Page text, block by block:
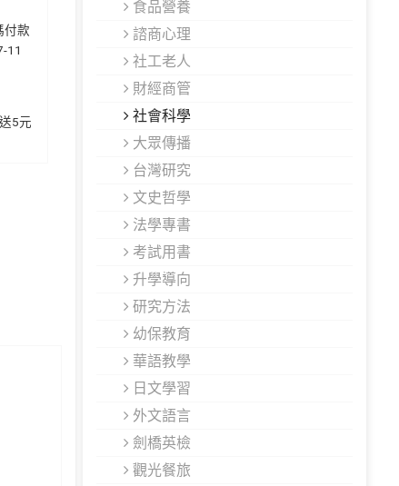
食品營養
諮商心理
社工老人
財經商管
社會科學
大眾傳播
台灣研究
文史哲學
法學專書
考試用書
升學導向
研究方法
幼保教育
華語教學
日文學習
外文語言
劍橋英檢
觀光餐旅
付款
11
5元